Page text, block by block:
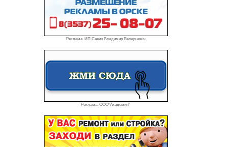
Реклама. ИП Савин Владимир Валерьевич
Реклама. ООО"Академия"